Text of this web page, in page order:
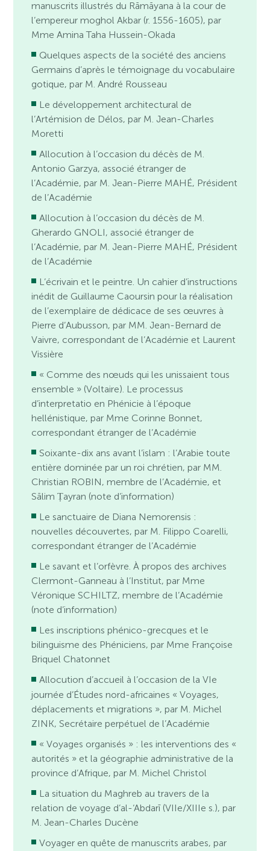
manuscrits illustrés du Rāmāyana à la cour de
l’empereur moghol Akbar (r. 1556-1605), par
Mme Amina Taha Hussein-Okada
Quelques aspects de la société des anciens
Germains d’après le témoignage du vocabulaire
gotique, par M. André Rousseau
Le développement architectural de
l’Artémision de Délos, par M. Jean-Charles
Moretti
Allocution à l’occasion du décès de M.
Antonio Garzya, associé étranger de
l’Académie, par M. Jean-Pierre MAHÉ, Président
de l’Académie
Allocution à l’occasion du décès de M.
Gherardo GNOLI, associé étranger de
l’Académie, par M. Jean-Pierre MAHÉ, Président
de l’Académie
L’écrivain et le peintre. Un cahier d’instructions
inédit de Guillaume Caoursin pour la réalisation
de l’exemplaire de dédicace de ses œuvres à
Pierre d’Aubusson, par MM. Jean-Bernard de
Vaivre, correspondant de l’Académie et Laurent
Vissière
« Comme des nœuds qui les unissaient tous
ensemble » (Voltaire). Le processus
d’interpretatio en Phénicie à l’époque
hellénistique, par Mme Corinne Bonnet,
correspondant étranger de l’Académie
Soixante-dix ans avant l’islam : l’Arabie toute
entière dominée par un roi chrétien, par MM.
Christian ROBIN, membre de l’Académie, et
Sālim Ṭayran (note d’information)
Le sanctuaire de Diana Nemorensis :
nouvelles découvertes, par M. Filippo Coarelli,
correspondant étranger de l’Académie
Le savant et l’orfèvre. À propos des archives
Clermont-Ganneau à l’Institut, par Mme
Véronique SCHILTZ, membre de l’Académie
(note d’information)
Les inscriptions phénico-grecques et le
bilinguisme des Phéniciens, par Mme Françoise
Briquel Chatonnet
Allocution d’accueil à l’occasion de la VIe
journée d’Études nord-africaines « Voyages,
déplacements et migrations », par M. Michel
ZINK, Secrétaire perpétuel de l’Académie
« Voyages organisés » : les interventions des «
autorités » et la géographie administrative de la
province d’Afrique, par M. Michel Christol
La situation du Maghreb au travers de la
relation de voyage d’al-‘Abdarī (VIIe/XIIIe s.), par
M. Jean-Charles Ducène
Voyager en quête de manuscrits arabes, par